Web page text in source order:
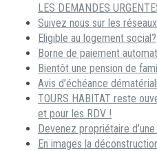
LES DEMANDES
Suivez nous sur les
Eligible au logement social?
Borne de paiement
Bientôt une pension de
Avis d’échéance
TOURS HABITAT reste
et pour les RDV !
Devenez propriétaire
En images la